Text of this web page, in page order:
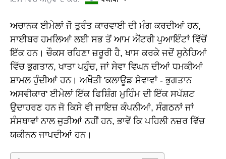
ਅਚਾਨਕ ਈਮੇਲਾਂ ਜੋ ਤੁਰੰਤ ਕਾਰਵਾਈ ਦੀ ਮੰਗ ਕਰਦੀਆਂ ਹਨ,
ਸਾਈਬਰ ਹਮਲਿਆਂ ਲਈ ਸਭ ਤੋਂ ਆਮ ਐਂਟਰੀ ਪੁਆਇੰਟਾਂ ਵਿੱਚੋਂ
ਇੱਕ ਹਨ। ਚੌਕਸ ਰਹਿਣਾ ਜ਼ਰੂਰੀ ਹੈ, ਖਾਸ ਕਰਕੇ ਜਦੋਂ ਸੁਨੇਹਿਆਂ
ਵਿੱਚ ਭੁਗਤਾਨ, ਖਾਤਾ ਪਹੁੰਚ, ਜਾਂ ਸੇਵਾ ਵਿਘਨ ਦੀਆਂ ਧਮਕੀਆਂ
ਸ਼ਾਮਲ ਹੁੰਦੀਆਂ ਹਨ। ਅਖੌਤੀ 'ਕਲਾਊਡ ਸੇਵਾਵਾਂ - ਭੁਗਤਾਨ
ਅਸਵੀਕਾਰ' ਈਮੇਲਾਂ ਇੱਕ ਫਿਸ਼ਿੰਗ ਮੁਹਿੰਮ ਦੀ ਇੱਕ ਸਪੱਸ਼ਟ
ਉਦਾਹਰਣ ਹਨ ਜੋ ਕਿਸੇ ਵੀ ਜਾਇਜ਼ ਕੰਪਨੀਆਂ, ਸੰਗਠਨਾਂ ਜਾਂ
ਸੰਸਥਾਵਾਂ ਨਾਲ ਜੁੜੀਆਂ ਨਹੀਂ ਹਨ, ਭਾਵੇਂ ਕਿ ਪਹਿਲੀ ਨਜ਼ਰ ਵਿੱਚ
ਯਕੀਨਨ ਜਾਪਦੀਆਂ ਹਨ।